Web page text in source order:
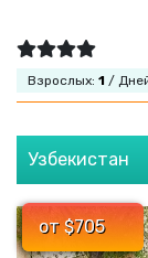
Взрослых: 1 /
Узбекистан
от $705